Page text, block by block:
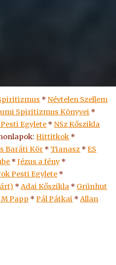
* Névtelen Szellem
Spiritizmus Könyvei *
Egylete * NSz Kőszikla
Hittitkok *
Baráti Kör * Tianasz *ES
*Jézus a fény *
Pesti Egylete *
*Adai Kőszikla * Grünhut
Papp *Pál Pátkai *Allan